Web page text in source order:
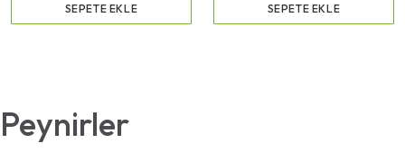
SEPETE EKLE SEPETE EKLE
Peynirler